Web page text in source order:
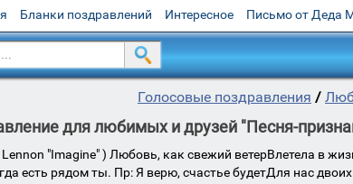
Бланки поздравлений Интересное Письмо от Деда
Голосовые поздравления /
для любимых и друзей "Песня-
"Imagine" ) Любовь, как свежий ветерВлетела в
есть рядом ты. Пр: Я верю, счастье будетДля нас